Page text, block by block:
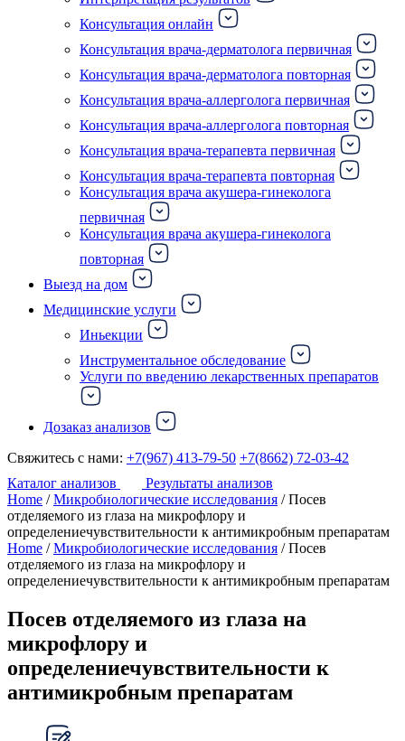
Консультация онлайн
Консультация врача-дерматолога первичная
Консультация врача-дерматолога повторная
Консультация врача-аллерголога первичная
Консультация врача-аллерголога повторная
Консультация врача-терапевта первичная
Консультация врача-терапевта повторная
Консультация врача акушера-гинеколога
первичная
Консультация врача акушера-гинеколога
повторная
Выезд на дом
Медицинские услуги
Иньекции
Инструментальное обследование
Услуги по введению лекарственных препаратов
Дозаказ анализов
Свяжитесь с нами: +7(967) 413-79-50 +7(8662) 72-03-42
Каталог анализов
Результаты анализов
Home /Микробиологические исследования / Посев
отделяемого из глаза на микрофлору и
определениечувствительности к антимикробным препаратам
Home /Микробиологические исследования / Посев
отделяемого из глаза на микрофлору и
определениечувствительности к антимикробным препаратам
Посев отделяемого из глаза на
микрофлору и
определениечувствительности к
антимикробным препаратам